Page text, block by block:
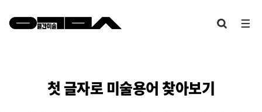
첫 글자로 미술용어 찾아보기